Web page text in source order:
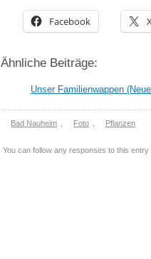
Facebook
Ähnliche Beiträge:
Unser Familienwappen
Bad Nauheim Foto Pflanzen
You can follow any responses to this entry